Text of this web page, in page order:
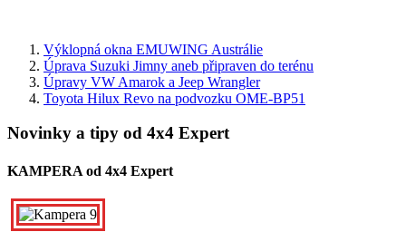
Výklopná okna EMUWING Austrálie
Úprava Suzuki Jimny aneb připraven do terénu
Úpravy VW Amarok a Jeep Wrangler
Toyota Hilux Revo na podvozku OME-BP51
Novinky a tipy od 4x4 Expert
KAMPERA od 4x4 Expert